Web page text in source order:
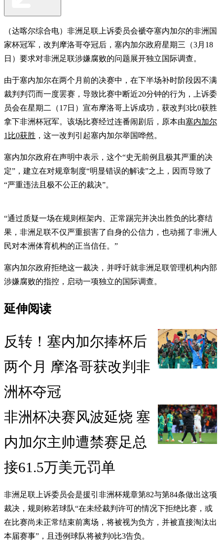
（达喀尔综合电）非洲足联上诉委员会褫夺塞内加尔的非洲国
家杯冠军，改判摩洛哥夺冠后，塞内加尔政府星期三（3月18
日）要求对非洲足联涉嫌腐败的问题展开独立国际调查。
由于塞内加尔在两个月前的决赛中，在下半场补时阶段因不满
裁判判罚而一度罢赛，导致比赛中断近20分钟的行为，上诉委
员会在星期二（17日）宣布摩洛哥上诉成功，获改判3比0获胜
拿下非洲杯冠军。该场比赛经过连番闹剧后，原本由塞内加尔
1比0获胜 ，这一改判引起塞内加尔举国哗然。
塞内加尔政府在声明中表示，这个“史无前例且极其严重的决
定”，建立在对规章制度“明显错误的解读”之上，因而导致了
“严重违法且极不公正的裁决”。
“通过质疑一场在规则框架内、正常踢完并决出胜负的比赛结
果，非洲足联不仅严重损害了自身的公信力，也动摇了非洲人
民对本洲体育机构的正当信任。”
塞内加尔政府拒绝这一裁决，并呼吁就非洲足联管理机构内部
涉嫌腐败的指控，启动一项独立的国际调查。
延伸阅读
反转！塞内加尔捧杯后
两个月 摩洛哥获改判非
洲杯夺冠
非洲杯决赛风波延烧 塞
内加尔主帅遭禁赛足总
接61.5万美元罚单
非洲足联上诉委员会是援引非洲杯规章第82与第84条做出这项
裁决，规则称若球队“在未经裁判许可的情况下拒绝比赛，或
在比赛尚未正常结束前离场，将被视为负方，并被直接淘汰出
本届赛事”，且违例球队将被判0比3告负。